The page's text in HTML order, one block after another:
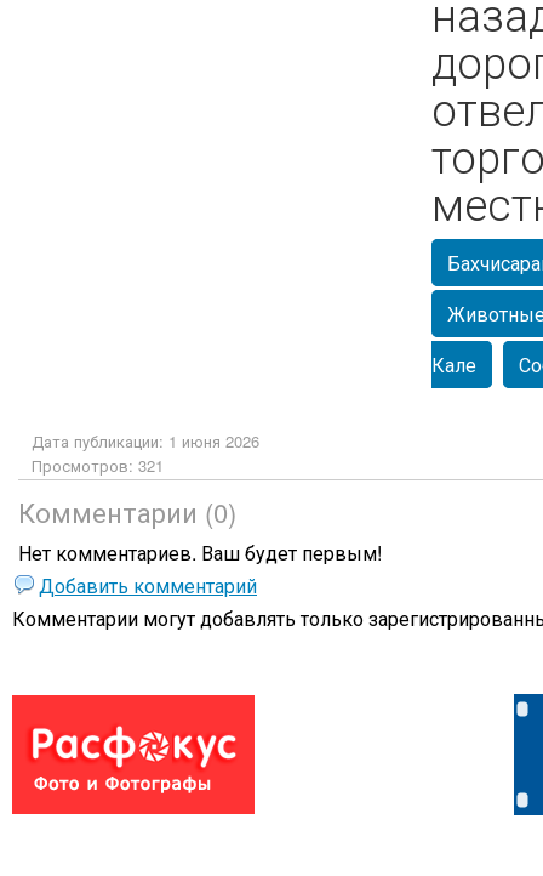
Кале
Дата публикации: 1 июня 2026
Просмотров: 321
Комментарии (0)
Нет комментариев. Ваш будет первым!
Добавить комментарий
Комментарии могут добавлять только